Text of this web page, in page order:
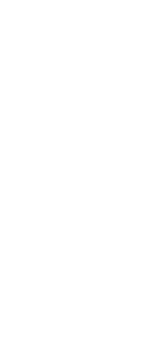
La
1er premio: